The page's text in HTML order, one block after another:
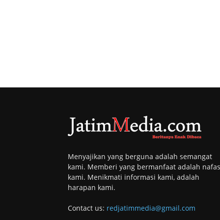
Menyajikan yang berguna adalah semangat
kami. Memberi yang bermanfaat adalah nafas
kami. Menikmati informasi kami, adalah
harapan kami.
Contact us: redjatimmedia@gmail.com